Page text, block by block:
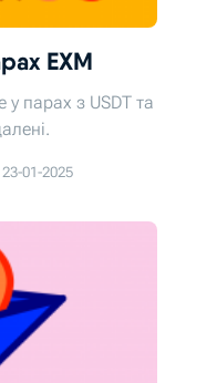
EXM
у парах з USDT та
23-01-2025